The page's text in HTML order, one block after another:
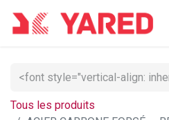
Tous les produits